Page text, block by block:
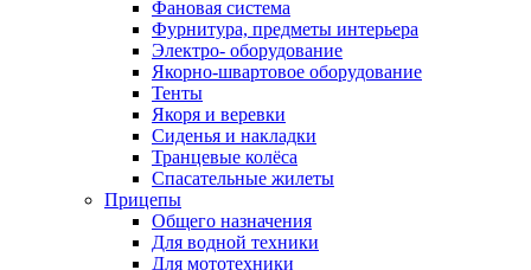
Фановая система
Фурнитура, предметы интерьера
Электро- оборудование
Якорно-швартовое оборудование
Тенты
Якоря и веревки
Сиденья и накладки
Транцевые колёса
Спасательные жилеты
Прицепы
Общего назначения
Для водной техники
Для мототехники